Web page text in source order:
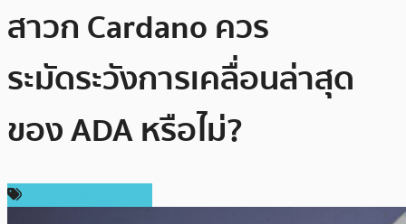
สาวก Cardano ควร
ระมัดระวังการเคลื่อนล่าสุด
ของ ADA หรือไม่?